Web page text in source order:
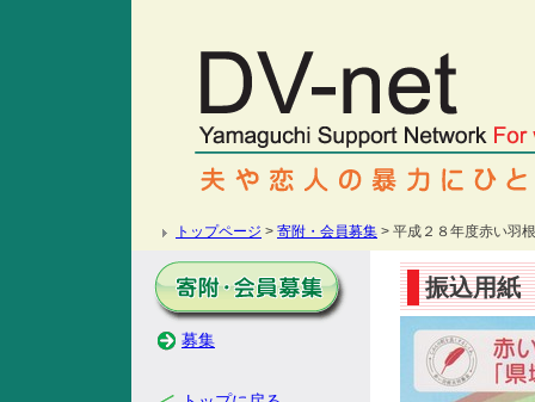
トップページ > 寄附・会員募集 > 平成２８年度赤い羽
募集
振込用紙